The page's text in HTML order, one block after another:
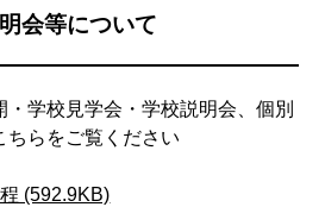
会等について
学校見学会・学校説明会、個別
ちらをご覧ください
(592.9KB)